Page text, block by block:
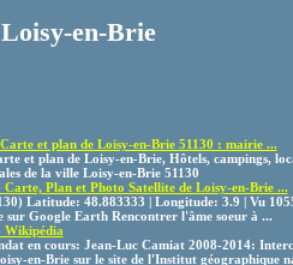
en-Brie
et plan de Loisy-en-Brie 51130 : mairie ...
et plan de Loisy-en-Brie, Hôtels, campings,
de la ville Loisy-en-Brie 51130
Carte, Plan et Photo Satellite de Loisy-en-Brie ...
Latitude: 48.883333 | Longitude: 3.9 | Vu
sur Google Earth Rencontrer l'âme soeur à ...
Wikipédia
en cours: Jean-Luc Camiat 2008-2014:
en-Brie sur le site de l'Institut géographique